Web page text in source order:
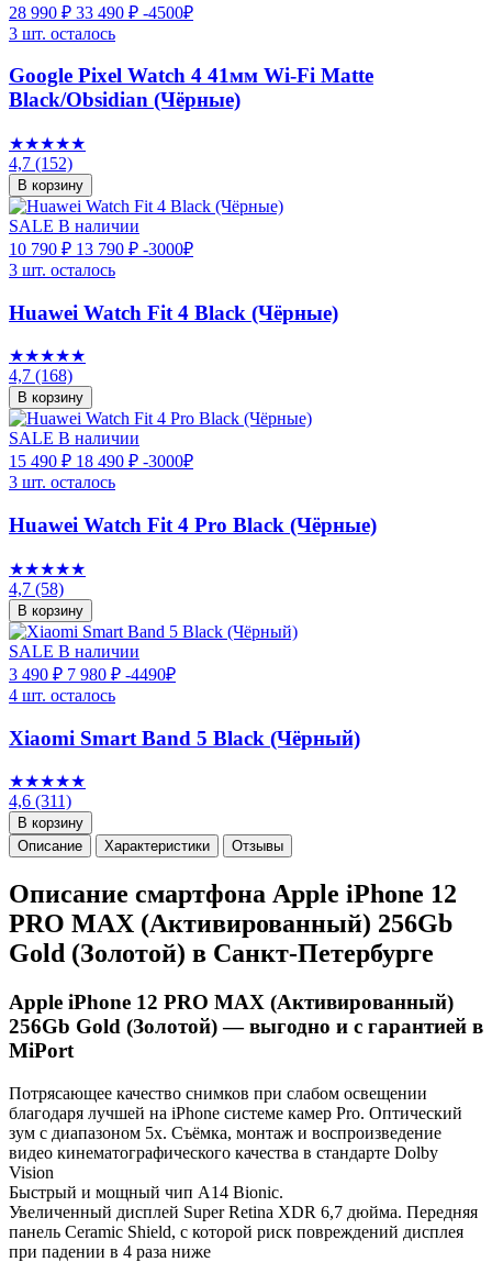
28 990 ₽ 33 490 ₽ -4500₽
3 шт. осталось
Google Pixel Watch 4 41мм Wi-Fi Matte
Black/Obsidian (Чёрные)
★★★★★
4,7 (152)
В корзину
SALE В наличии
10 790 ₽ 13 790 ₽ -3000₽
3 шт. осталось
Huawei Watch Fit 4 Black (Чёрные)
★★★★★
4,7 (168)
В корзину
SALE В наличии
15 490 ₽ 18 490 ₽ -3000₽
3 шт. осталось
Huawei Watch Fit 4 Pro Black (Чёрные)
★★★★★
4,7 (58)
В корзину
SALE В наличии
3 490 ₽ 7 980 ₽ -4490₽
4 шт. осталось
Xiaomi Smart Band 5 Black (Чёрный)
★★★★★
4,6 (311)
В корзину
Описание
Характеристики Отзывы
Описание смартфона Apple iPhone 12
PRO MAX (Активированный) 256Gb
Gold (Золотой) в Санкт-Петербурге
Apple iPhone 12 PRO MAX (Активированный)
256Gb Gold (Золотой) — выгодно и с гарантией в
MiPort
Потрясающее качество снимков при слабом освещении
благодаря лучшей на iPhone системе камер Pro. Оптический
зум с диапазоном 5x. Съёмка, монтаж и воспроизведение
видео кинематографического качества в стандарте Dolby
Vision
Быстрый и мощный чип A14 Bionic.
Увеличенный дисплей Super Retina XDR 6,7 дюйма. Передняя
панель Ceramic Shield, с которой риск повреждений дисплея
при падении в 4 раза ниже